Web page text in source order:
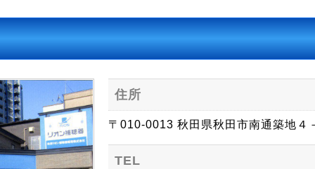
住所
〒010-0013 秋田県秋田市南通築地４
TEL